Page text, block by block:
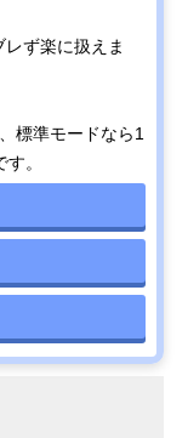
ず楽に扱えま
標準モードなら1
。